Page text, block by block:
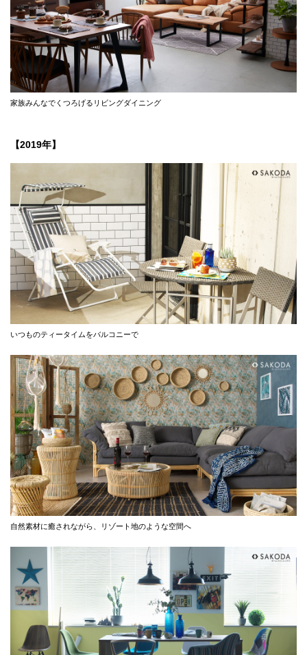
家族みんなでくつろげるリビングダイニング
【2019年】
いつものティータイムをバルコニーで
自然素材に癒されながら、リゾート地のような空間へ